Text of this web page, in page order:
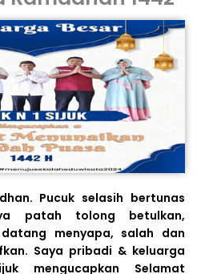
Pucuk selasih bertunas
patah tolong betulkan,
menyapa, salah dan
Saya pribadi & keluarga
mengucapkan Selamat
BERITA
TERKINI